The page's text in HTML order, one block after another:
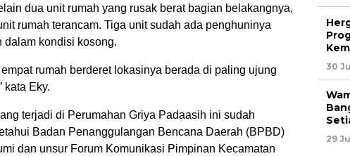
dua unit rumah yang rusak berat bagian belakangnya,
rumah terancam. Tiga unit sudah ada penghuninya
dalam kondisi kosong.
rumah berderet lokasinya berada di paling ujung
kata Eky.
terjadi di Perumahan Griya Padaasih ini sudah
Badan Penanggulangan Bencana Daerah (BPBD)
dan unsur Forum Komunikasi Pimpinan Kecamatan
30
29